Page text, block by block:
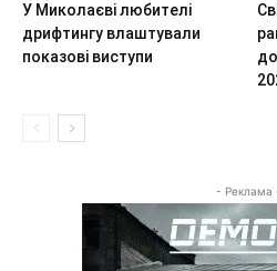
У Миколаєві любителі
дрифтингу влаштували
показові виступи
- Реклама